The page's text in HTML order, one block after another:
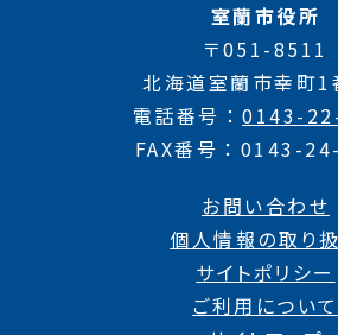
室蘭市役所
〒051-8511
北海道室蘭市幸町1
電話番号
0143-
FAX番号
0143-
お問い合わせ
個人情報の取り
サイトポリシー
ご利用について